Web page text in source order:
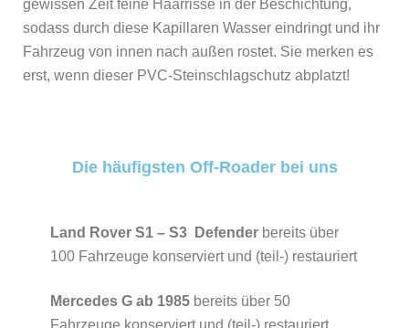
gewissen Zeit feine Haarrisse in der Beschichtung,
sodass durch diese Kapillaren Wasser eindringt und ihr
Fahrzeug von innen nach außen rostet. Sie merken es
erst, wenn dieser PVC-Steinschlagschutz abplatzt!
Die häufigsten Off-Roader bei uns
Land Rover S1 – S3 Defender bereits über
100 Fahrzeuge konserviert und (teil-) restauriert
Mercedes G ab 1985 bereits über 50
Fahrzeuge konserviert und (teil-) restauriert